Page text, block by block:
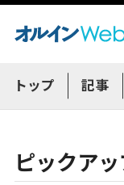
トップ 記事
ピックア